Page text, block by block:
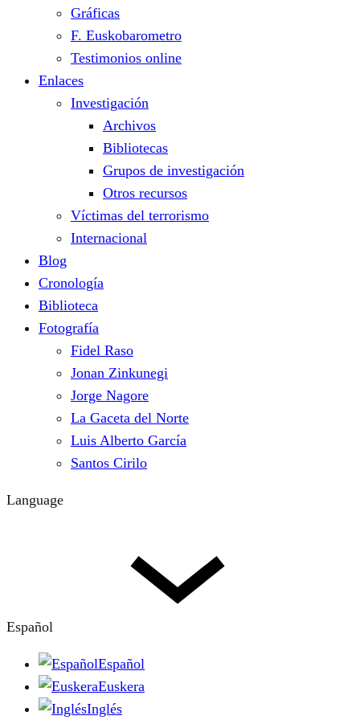
Gráficas
F. Euskobarometro
Testimonios online
Enlaces
Investigación
Archivos
Bibliotecas
Grupos de investigación
Otros recursos
Víctimas del terrorismo
Internacional
Blog
Cronología
Biblioteca
Fotografía
Fidel Raso
Jonan Zinkunegi
Jorge Nagore
La Gaceta del Norte
Luis Alberto García
Santos Cirilo
Language
Español
Español
Euskera
Inglés